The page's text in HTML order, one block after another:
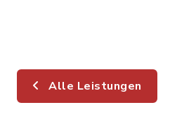
Alle Leistungen